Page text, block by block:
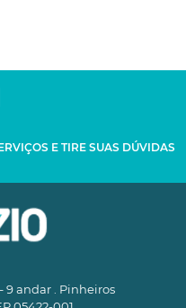
E TIRE SUAS DÚVIDAS
9 andar . Pinheiros